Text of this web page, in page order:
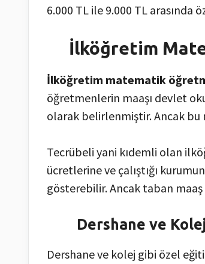
6.000 TL ile 9.000 TL
İlköğretim
İlköğretim matematik
öğretmenlerin maaşı devlet
olarak belirlenmiştir. Ancak bu
Tecrübeli yani kıdemli olan
ücretlerine ve çalıştığı
gösterebilir. Ancak taban maaş
Dershane ve
Dershane ve kolej gibi özel